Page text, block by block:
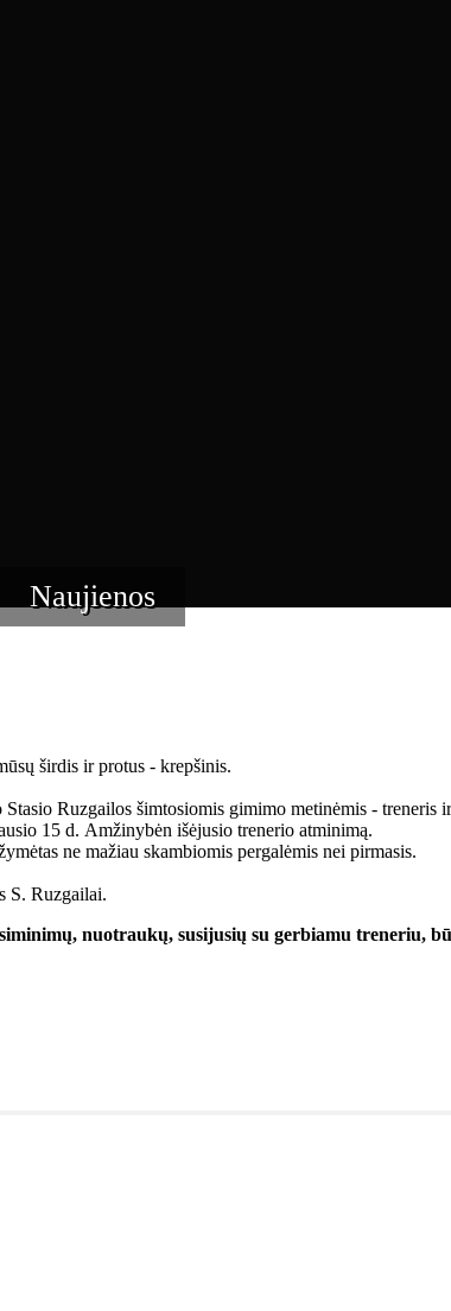
Naujienos
širdis ir protus - krepšinis.
Ruzgailos šimtosiomis gimimo metinėmis - treneris
15 d. Amžinybėn išėjusio trenerio atminimą.
ne mažiau skambiomis pergalėmis nei pirmasis.
S. Ruzgailai.
nuotraukų, susijusių su gerbiamu treneriu,